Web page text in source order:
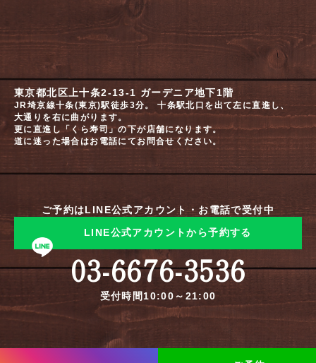
東京都北区上十条2-13-1 ガーデニア地下1階
JR埼京線十条(東京)駅徒歩3分。 十条駅北口を出て左に直進し、
大通りを右に曲がります。
更に直進し「くら寿司」の下が店舗になります。
道に迷った場合はお電話にてお問合せください。
ご予約はLINE公式アカウント・お電話で受付中
LINE公式アカウントから予約する
03-6676-3536
受付時間10:00～21:00